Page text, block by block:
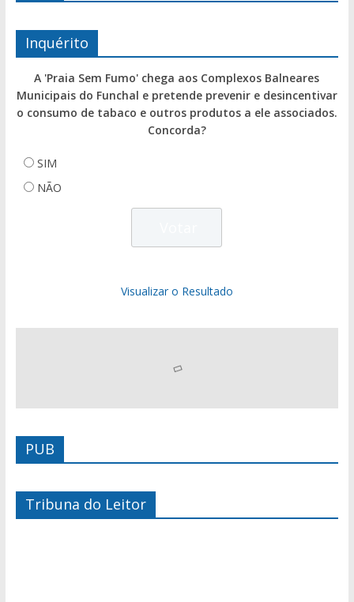
Inquérito
A 'Praia Sem Fumo' chega aos Complexos Balneares
Municipais do Funchal e pretende prevenir e desincentivar
o consumo de tabaco e outros produtos a ele associados.
Concorda?
SIM
NÃO
Visualizar o Resultado
PUB
Tribuna do Leitor